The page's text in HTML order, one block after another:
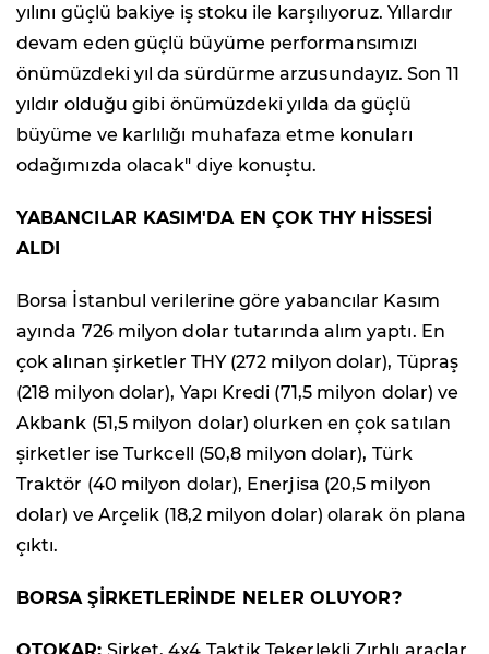
yılını güçlü bakiye iş stoku ile karşılıyoruz. Yıllardır
devam eden güçlü büyüme performansımızı
önümüzdeki yıl da sürdürme arzusundayız. Son 11
yıldır olduğu gibi önümüzdeki yılda da güçlü
büyüme ve karlılığı muhafaza etme konuları
odağımızda olacak" diye konuştu.
YABANCILAR KASIM'DA EN ÇOK THY HİSSESİ
ALDI
Borsa İstanbul verilerine göre yabancılar Kasım
ayında 726 milyon dolar tutarında alım yaptı. En
çok alınan şirketler THY (272 milyon dolar), Tüpraş
(218 milyon dolar), Yapı Kredi (71,5 milyon dolar) ve
Akbank (51,5 milyon dolar) olurken en çok satılan
şirketler ise Turkcell (50,8 milyon dolar), Türk
Traktör (40 milyon dolar), Enerjisa (20,5 milyon
dolar) ve Arçelik (18,2 milyon dolar) olarak ön plana
çıktı.
BORSA ŞİRKETLERİNDE NELER OLUYOR?
OTOKAR: Şirket, 4x4 Taktik Tekerlekli Zırhlı araçlar